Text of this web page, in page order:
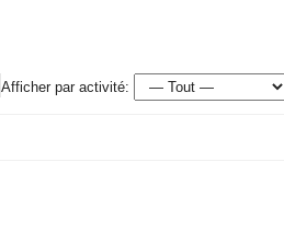
Afficher par activité: